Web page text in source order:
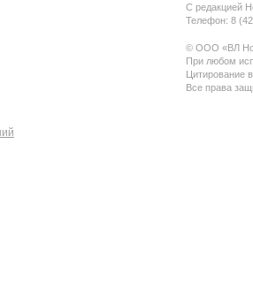
С редакцией
Телефон: 8
© ООО «ВЛ
При любом
Цитирование
Все права